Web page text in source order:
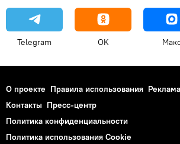
Telegram OK
О проекте Правила использования Реклама
Контакты Пресс-центр
Политика конфиденциальности
Политика использования Cookie